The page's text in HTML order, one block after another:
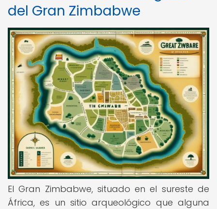
del Gran Zimbabwe
El Gran Zimbabwe, situado en el sureste de
África, es un sitio arqueológico que alguna